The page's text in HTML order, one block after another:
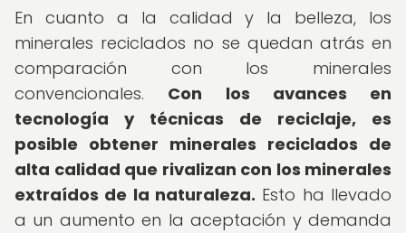
En cuanto a la calidad y la belleza, los
minerales reciclados no se quedan atrás en
comparación con los minerales
convencionales. Con los avances en
tecnología y técnicas de reciclaje, es
posible obtener minerales reciclados de
alta calidad que rivalizan con los minerales
extraídos de la naturaleza. Esto ha llevado
a un aumento en la aceptación y demanda